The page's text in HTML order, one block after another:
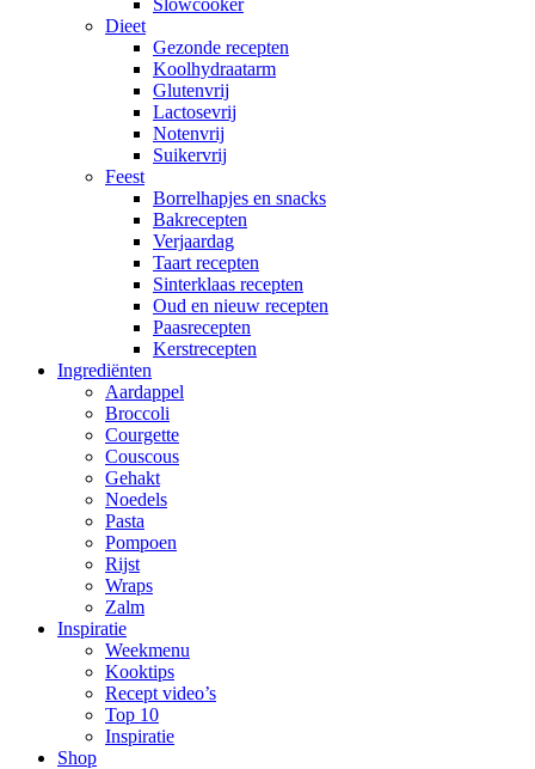
Slowcooker
Dieet
Gezonde recepten
Koolhydraatarm
Glutenvrij
Lactosevrij
Notenvrij
Suikervrij
Feest
Borrelhapjes en snacks
Bakrecepten
Verjaardag
Taart recepten
Sinterklaas recepten
Oud en nieuw recepten
Paasrecepten
Kerstrecepten
Ingrediënten
Aardappel
Broccoli
Courgette
Couscous
Gehakt
Noedels
Pasta
Pompoen
Rijst
Wraps
Zalm
Inspiratie
Weekmenu
Kooktips
Recept video’s
Top 10
Inspiratie
Shop